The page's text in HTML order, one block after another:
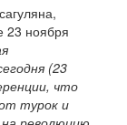
23 ноября
(23
что
турок и